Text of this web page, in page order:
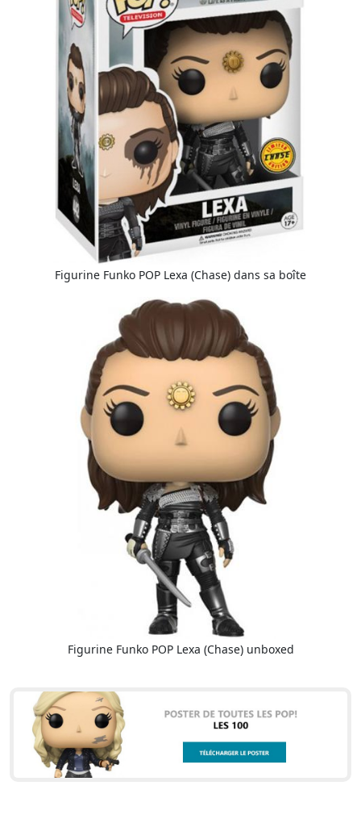
Figurine Funko POP Lexa (Chase) dans sa boîte
Figurine Funko POP Lexa (Chase) unboxed